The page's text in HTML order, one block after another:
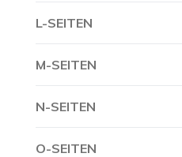
L-SEITEN
M-SEITEN
N-SEITEN
O-SEITEN